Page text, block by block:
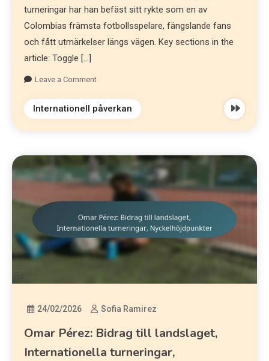
turneringar har han befäst sitt rykte som en av
Colombias främsta fotbollsspelare, fängslande fans
och fått utmärkelser längs vägen. Key sections in the
article: Toggle […]
Leave a Comment
Internationell påverkan
24/02/2026 Sofia Ramirez
Omar Pérez: Bidrag till landslaget,
Internationella turneringar,